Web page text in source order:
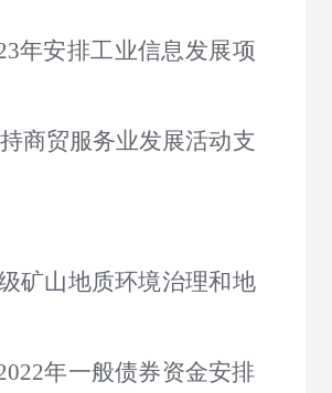
年安排工业信息发展项
商贸服务业发展活动支
矿山地质环境治理和地
年一般债券资金安排